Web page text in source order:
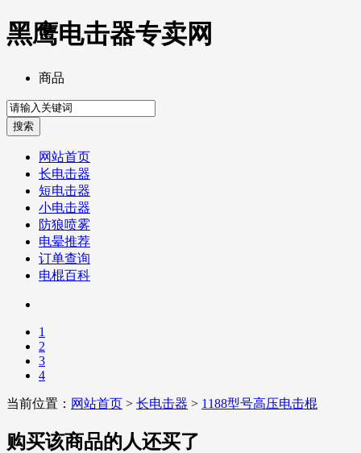
黑鹰电击器专卖网
商品
网站首页
长电击器
短电击器
小电击器
防狼喷雾
电晕推荐
订单查询
电棍百科
1
2
3
4
当前位置： 网站首页 > 长电击器 > 1188型号高压电击棍
购买该商品的人还买了